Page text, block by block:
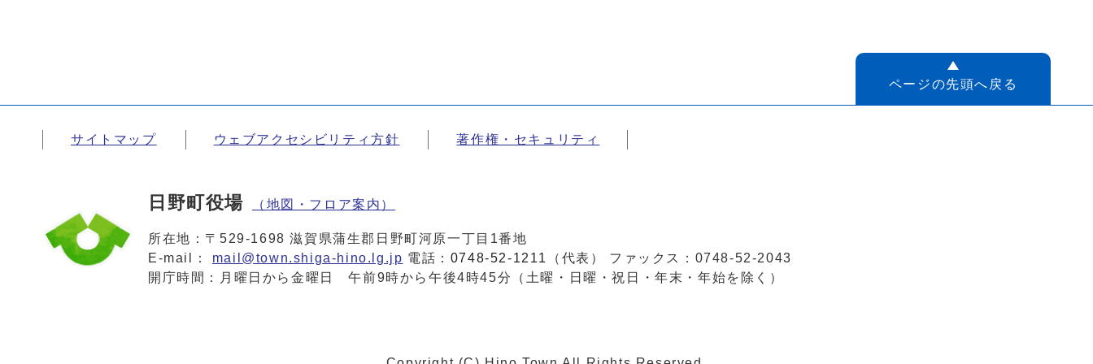
ページの先頭へ戻る
サイトマップ ウェブアクセシビリティ方針 著作権・セキュリティ
日野町役場 （地図・フロア案内）
所在地：〒529-1698 滋賀県蒲生郡日野町河原一丁目1番地
E-mail： mail@town.shiga-hino.lg.jp 電話： 0748-52-1211
（代表） ファックス：0748-52-2043
開庁時間：月曜日から金曜日 午前9時から午後4時45分（土曜・日曜・祝日・年末・年始を除く）